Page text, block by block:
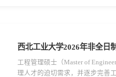
西北工业大学2026年非全日
工程管理硕士（Master of
理人才的迫切需求，并逐步完善